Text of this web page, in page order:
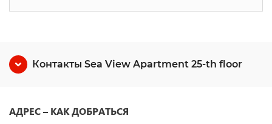
Контакты Sea View Apartment 25-th floor
АДРЕС – КАК ДОБРАТЬСЯ